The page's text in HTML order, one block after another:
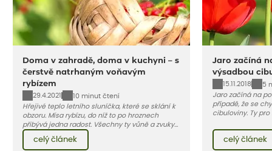
Doma v zahradě, doma v kuchyni – s
čerstvě natrhaným voňavým
rybízem
29.4.2021
10 minut čtení
Hřejivé teplo letního sluníčka, které se sklání k
obzoru. Mísa rybízu, do níž to po hroznech
přibývá jedna radost. Všechny ty vůně a zvuky
červencové zahrady. Sklizeň rybízu do kuchyně
vnese neuvěřitelný klid a radost. A taky trochu
celý článek
Jaro začíná
výsadbou
15.11.2018
5
Jaro začíná na
případě, že se
cibuloviny. Ty
přibližně v
začínáme s
podzim 2018 –
celý článek